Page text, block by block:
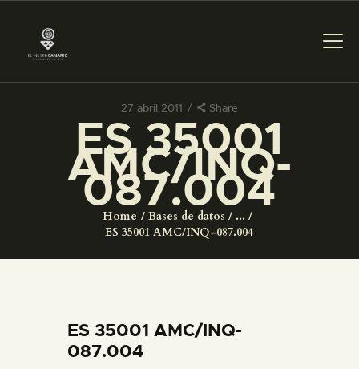
27 abril 2011 Share
ES 35001
AMC/INQ-
087.004
Home Bases de datos
...
ES 35001 AMC/INQ-087.004
PREPARAR LA VISITA
ACTIVIDADES
COLECCIONES
ES 35001 AMC/INQ-
087.004